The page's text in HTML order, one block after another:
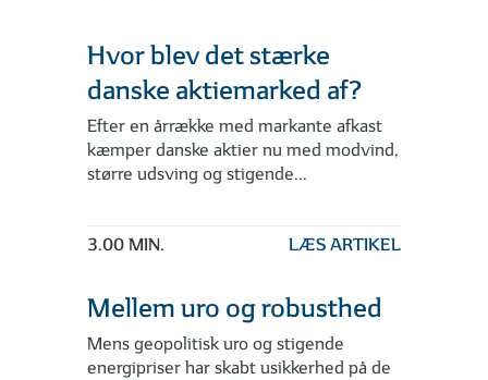
Hvor blev det stærke
danske aktiemarked af?
Efter en årrække med markante afkast
kæmper danske aktier nu med modvind,
større udsving og stigende...
3.00 MIN. LÆS ARTIKEL
Mellem uro og robusthed
Mens geopolitisk uro og stigende
energipriser har skabt usikkerhed på de